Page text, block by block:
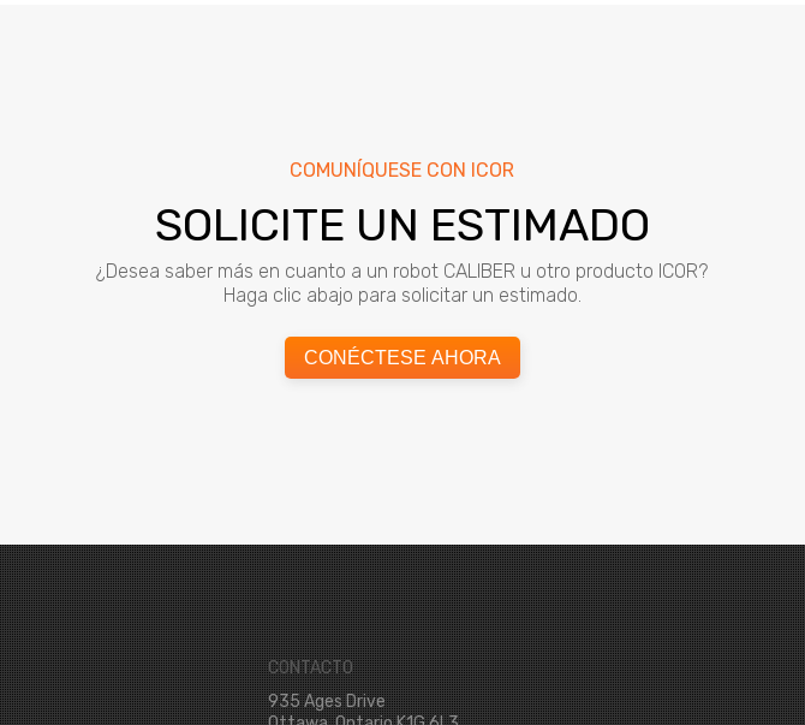
COMUNÍQUESE CON ICOR
SOLICITE UN ESTIMADO
¿Desea saber más en cuanto a un robot CALIBER u otro producto ICOR?
Haga clic abajo para solicitar un estimado.
CONÉCTESE AHORA
CONTACTO
935 Ages Drive